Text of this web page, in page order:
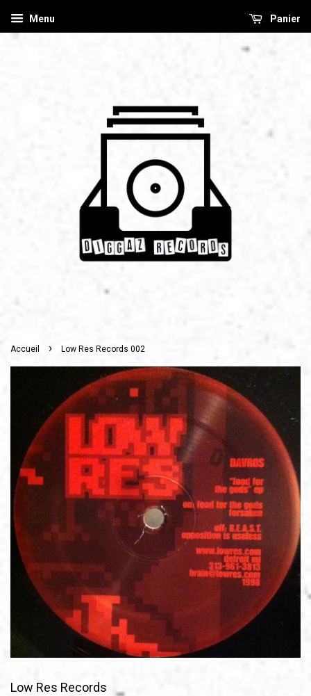
Menu Panier
Accueil › Low Res Records 002
Low Res Records